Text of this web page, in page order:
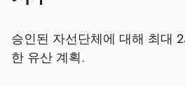
승인된 자선단체에 대해 최대
한 유산 계획.